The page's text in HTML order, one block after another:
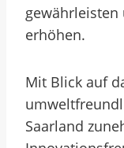
gewährleisten
erhöhen.
Mit Blick auf
Saarland